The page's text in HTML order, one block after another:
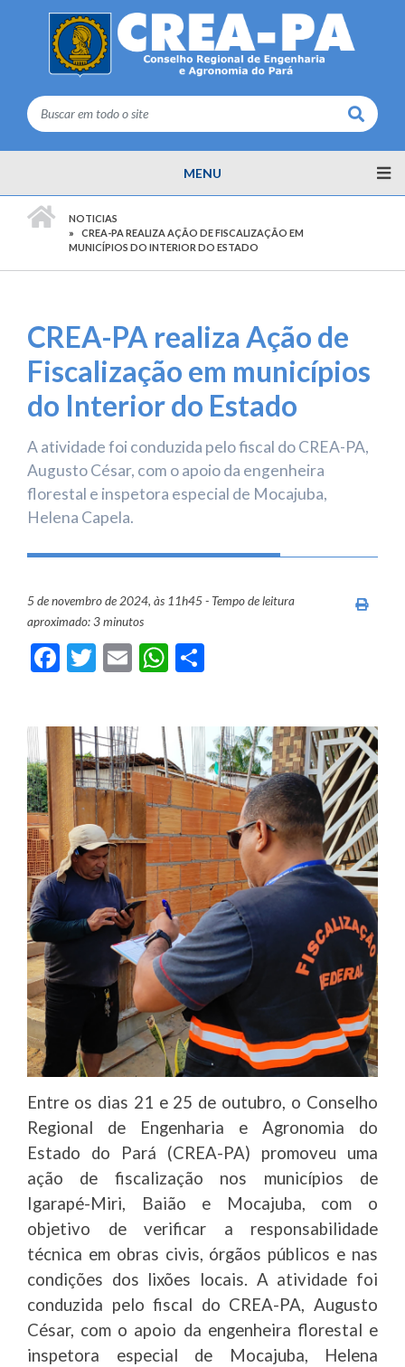
Buscar
MENU
NOTICIAS
CREA-PA REALIZA AÇÃO DE FISCALIZAÇÃO EM
MUNICÍPIOS DO INTERIOR DO ESTADO
CREA-PA realiza Ação de
Fiscalização em municípios
do Interior do Estado
A atividade foi conduzida pelo fiscal do CREA-PA,
Augusto César, com o apoio da engenheira
florestal e inspetora especial de Mocajuba,
Helena Capela.
5 de novembro de 2024, às 11h45 - Tempo de leitura
aproximado: 3 minutos
Facebook
Twitter
EmailWhatsApp
Entre os dias 21 e 25 de outubro, o Conselho
Regional de Engenharia e Agronomia do
Estado do Pará (CREA-PA) promoveu uma
ação de fiscalização nos municípios de
Igarapé-Miri, Baião e Mocajuba, com o
objetivo de verificar a responsabilidade
técnica em obras civis, órgãos públicos e nas
condições dos lixões locais. A atividade foi
conduzida pelo fiscal do CREA-PA, Augusto
César, com o apoio da engenheira florestal e
inspetora especial de Mocajuba, Helena